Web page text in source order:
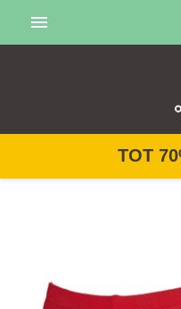

TOT